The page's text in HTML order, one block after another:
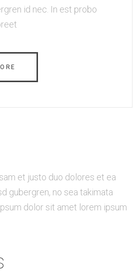
id nec. In est probo
et justo duo dolores et ea
gubergren, no sea takimata
dolor sit amet lorem ipsum